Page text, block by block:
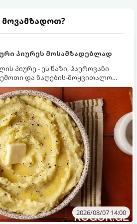
მოვამზადოთ?
პიურეს მოსამზადებლად
პიურე - ეს ნაზი, ჰაეროვანი
და ნაღების-მოყვითალო
ძალიან მარტივია, მაგრამ
რომლებიც უნდა
გემრიელი გამოვიდეს.
2026/08/07 14:00